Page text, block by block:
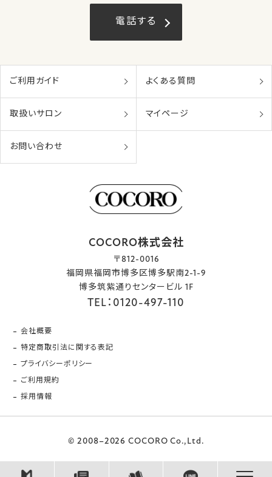
電話する
ご利用ガイド よくある質問
取扱いサロン マイページ
お問い合わせ
COCORO株式会社
〒812-0016
福岡県福岡市博多区博多駅南2-1-9
博多筑紫通りセンタービル 1F
TEL：0120-497-110
会社概要
特定商取引法に関する表記
プライバシーポリシー
ご利用規約
採用情報
© 2008–2026 COCORO Co.,Ltd.